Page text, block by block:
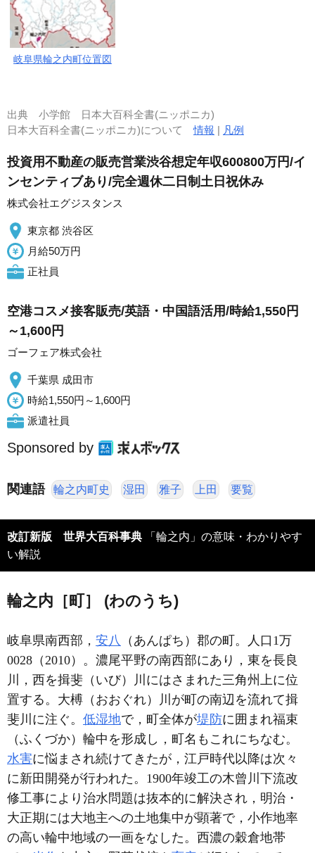
岐阜県輪之内町位置図
出典 小学館 日本大百科全書(ニッポニカ)
日本大百科全書(ニッポニカ)について情報 | 凡例
投資用不動産の販売営業渋谷想定年収600800万円/イ
ンセンティブあり/完全週休二日制土日祝休み
株式会社エグジスタンス
東京都 渋谷区
月給50万円
正社員
空港コスメ接客販売/英語・中国語活用/時給1,550円
～1,600円
ゴーフェア株式会社
千葉県 成田市
時給1,550円～1,600円
派遣社員
Sponsored by
関連語 輪之内町史 湿田 雅子 上田 要覧
改訂新版 世界大百科事典 「輪之内」の意味・わかりやす
い解説
輪之内［町］ (わのうち)
岐阜県南西部， 安八
（あんぱち）郡の町。人口1万
0028（2010）。濃尾平野の南西部にあり，東を長良
川，西を揖斐（いび）川にはさまれた三角州上に位
置する。大榑（おおぐれ）川が町の南辺を流れて揖
斐川に注ぐ。 低湿地で，町全体が堤防に囲まれ福束
（ふくづか）輪中を形成し，町名もこれにちなむ。
水害に悩まされ続けてきたが，江戸時代以降は次々
に新田開発が行われた。1900年竣工の木曾川下流改
修工事により治水問題は抜本的に解決され，明治・
大正期には大地主への土地集中が顕著で，小作地率
の高い輪中地域の一画をなした。西濃の穀倉地帯